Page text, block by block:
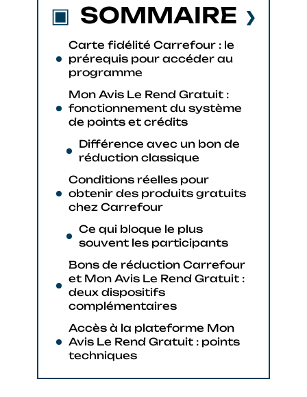
SOMMAIRE
Carte fidélité Carrefour : le
prérequis pour accéder au
programme
Mon Avis Le Rend Gratuit :
fonctionnement du système
de points et crédits
Différence avec un bon de
réduction classique
Conditions réelles pour
obtenir des produits gratuits
chez Carrefour
Ce qui bloque le plus
souvent les participants
Bons de réduction Carrefour
et Mon Avis Le Rend Gratuit :
deux dispositifs
complémentaires
Accès à la plateforme Mon
Avis Le Rend Gratuit : points
techniques